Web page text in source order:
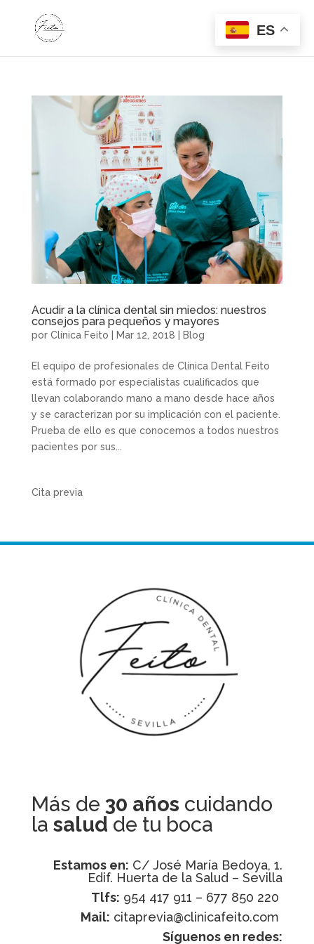
Acudir a la clínica dental sin miedos: nuestros
consejos para pequeños y mayores
por Clínica Feito Mar 12, 2018 Blog
El equipo de profesionales de Clínica Dental Feito
está formado por especialistas cualificados que
llevan colaborando mano a mano desde hace años
y se caracterizan por su implicación con el paciente.
Prueba de ello es que conocemos a todos nuestros
pacientes por sus...
Cita previa
Más de 30 años cuidando
la salud de tu boca
Estamos en: C/ José María Bedoya, 1.
Edif. Huerta de la Salud – Sevilla
Tlfs: 954 417 911 – 677 850 220
Mail: citaprevia@clinicafeito.com
Síguenos en redes:
ES